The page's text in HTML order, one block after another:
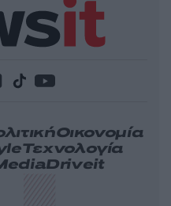
Οικονομία
Τεχνολογία
Driveit